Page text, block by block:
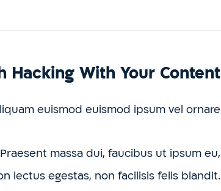
Hacking With Your Content
euismod euismod ipsum vel ornare.
massa dui, faucibus ut ipsum eu,
lectus egestas, non facilisis felis blandit.